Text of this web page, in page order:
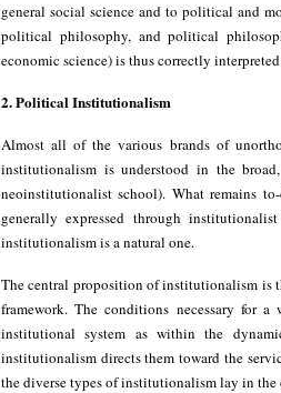
general social science and to political and
political philosophy, and political
economic science) is thus correctly
2. Political Institutionalism
Almost all of the various brands of
institutionalism is understood in the
neoinstitutionalist school). What remains
generally expressed through
institutionalism is a natural one.
The central proposition of institutionalism is
framework. The conditions necessary for
institutional system as within the
institutionalism directs them toward the
the diverse types of institutionalism lay in